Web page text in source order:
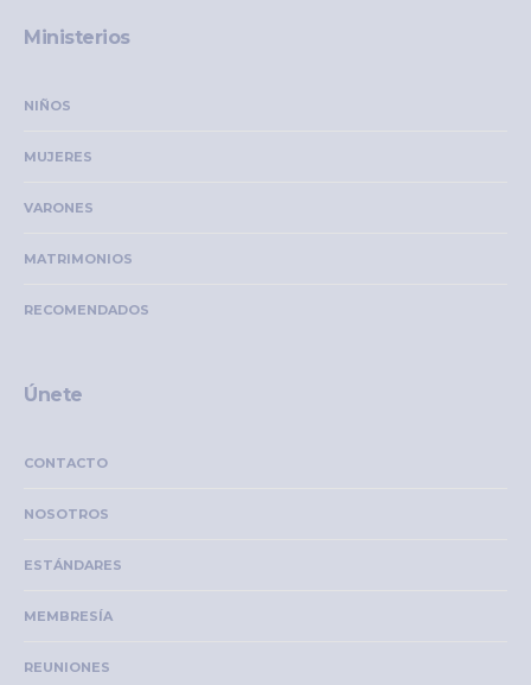
Ministerios
NIÑOS
MUJERES
VARONES
MATRIMONIOS
RECOMENDADOS
Únete
CONTACTO
NOSOTROS
ESTÁNDARES
MEMBRESÍA
REUNIONES